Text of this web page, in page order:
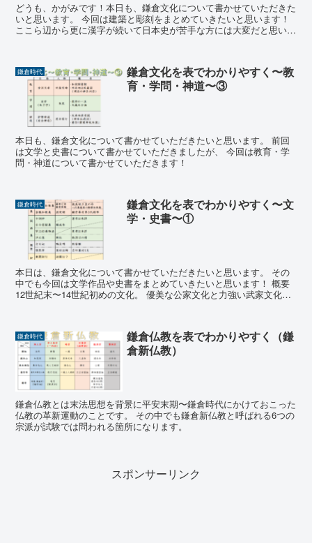
どうも、かがみです！本日も、鎌倉文化について書かせていただきた
いと思います。 今回は建築と彫刻をまとめていきたいと思います！
ここら辺から更に漢字が続いて日本史が苦手な方には大変だと思いま
鎌倉時代
鎌倉文化を表でわかりやすく〜教
育・学問・神道〜③
本日も、鎌倉文化について書かせていただきたいと思います。 前回
は文学と史書について書かせていただきましたが、 今回は教育・学
問・神道について書かせていただきます！
鎌倉時代
鎌倉文化を表でわかりやすく〜文
学・史書〜①
本日は、鎌倉文化について書かせていただきたいと思います。 その
中でも今回は文学作品や史書をまとめていきたいと思います！ 概要
12世紀末〜14世紀初めの文化。 優美な公家文化と力強い武家文化が
鎌倉時代
鎌倉仏教を表でわかりやすく（鎌
倉新仏教）
鎌倉仏教とは末法思想を背景に平安末期〜鎌倉時代にかけておこった
仏教の革新運動のことです。 その中でも鎌倉新仏教と呼ばれる6つの
宗派が試験では問われる箇所になります。
スポンサーリンク